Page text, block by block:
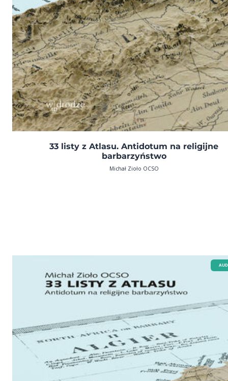
33 listy z Atlasu. Antidotum na religijne
barbarzyństwo
Michał Zioło OCSO